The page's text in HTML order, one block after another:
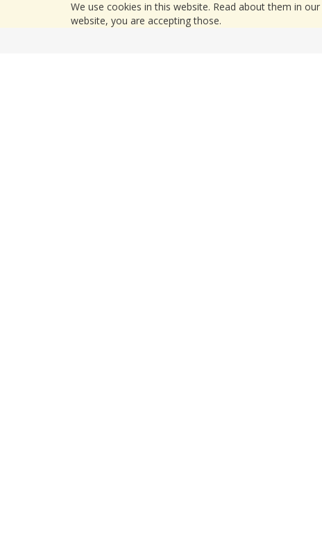
We use cookies in this website. Read about them in our
website, you are accepting those.